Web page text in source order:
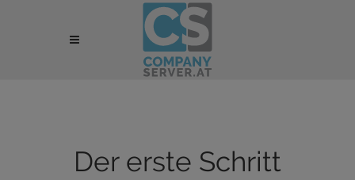
Der erste Schritt